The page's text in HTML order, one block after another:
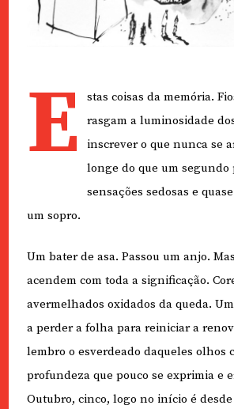
E
stas coisas da memória.
rasgam a luminosidade
inscrever o que nunca se
longe do que um segundo
sensações sedosas e
um sopro.
Um bater de asa. Passou um anjo.
acendem com toda a significação.
avermelhados oxidados da queda.
a perder a folha para reiniciar a
lembro o esverdeado daqueles olhos
profundeza que pouco se exprimia e
Outubro, cinco, logo no início é